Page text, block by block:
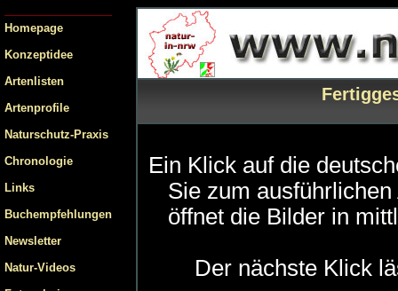
Homepage
Konzeptidee
Artenlisten
Artenprofile
Naturschutz-Praxis
Chronologie
Links
Buchempfehlungen
Newsletter
Natur-Videos
Ein Klick auf die
Sie zum
öffnet die Bilder in
Der nächste Klick